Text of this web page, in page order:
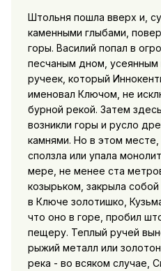
Штольня пошла вверх и,
каменными глыбами,
горы. Василий попал в
песчаным дном,
ручеек, который
именовал Ключом, не
бурной рекой. Затем
возникли горы и русло
камнями. Но в этом
сползла или упала
мере, не менее ста
козырьком, закрыла
в Ключе золотишко,
что оно в горе, пробил
пещеру. Теплый ручей
рыжий металл или
река - во всяком случае,